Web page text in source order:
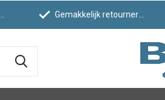
Gemakkelijk retourneren